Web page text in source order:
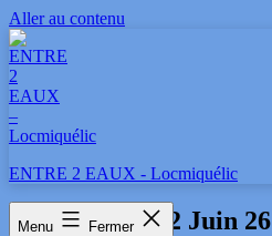
Aller au contenu
ENTRE 2 EAUX - Locmiquélic
Menu Fermer
Événements - 2 Juin 26